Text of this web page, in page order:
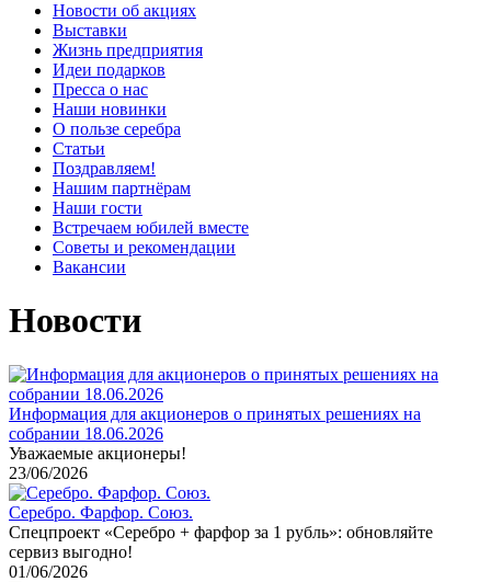
Новости об акциях
Выставки
Жизнь предприятия
Идеи подарков
Пресса о нас
Наши новинки
О пользе серебра
Статьи
Поздравляем!
Нашим партнёрам
Наши гости
Встречаем юбилей вместе
Советы и рекомендации
Вакансии
Новости
Информация для акционеров о принятых решениях на
собрании 18.06.2026
Уважаемые акционеры!
23/06/2026
Серебро. Фарфор. Союз.
Спецпроект «Серебро + фарфор за 1 рубль»: обновляйте
сервиз выгодно!
01/06/2026